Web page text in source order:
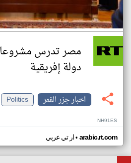
مصر تدرس مشروعا
دولة إفريقية
اخبار جزر القمر
Politics
NH91ES
ار تي عربي• arabic.rt.com